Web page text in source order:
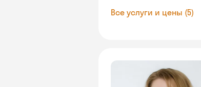
Все услуги и цены (5)